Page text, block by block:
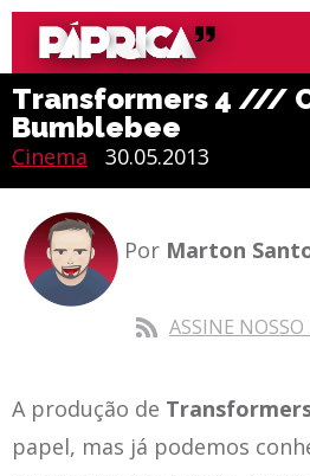
Transformers 4 ///
Bumblebee
Cinema 30.05.2013
Por Marton
ASSINE NOSSO
A produção de
papel, mas já podemos